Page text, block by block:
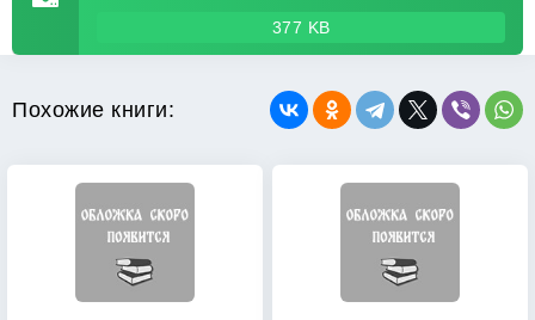
377 KB
Похожие книги: